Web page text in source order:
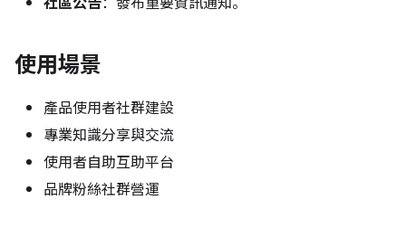
使用場景
產品使用者社群建設
專業知識分享與交流
使用者自助互助平台
品牌粉絲社群營運